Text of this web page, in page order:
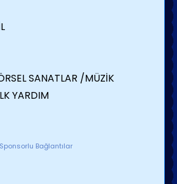
SANATLAR /MÜZİK
YARDIM
Sponsorlu Bağlantılar